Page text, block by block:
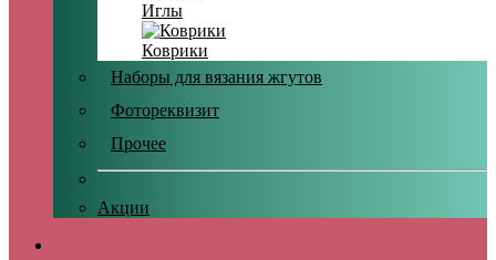
Иглы
Коврики
Наборы для вязания жгутов
Фотореквизит
Прочее
Акции